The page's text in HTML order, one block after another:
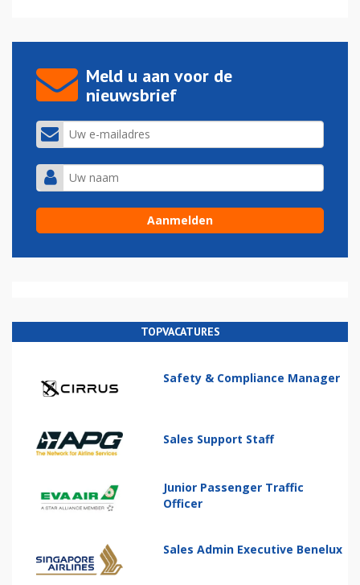
Meld u aan voor de
nieuwsbrief
TOPVACATURES
Safety & Compliance Manager
Sales Support Staff
Junior Passenger Traffic
Officer
Sales Admin Executive Benelux